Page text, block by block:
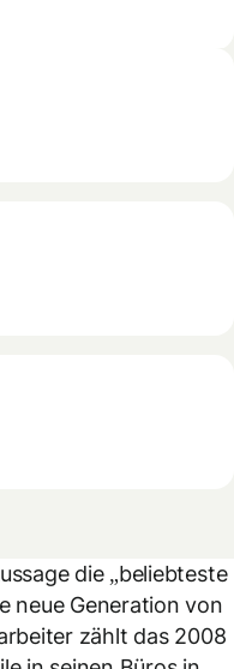
die „beliebteste
neue Generation von
zählt das 2008